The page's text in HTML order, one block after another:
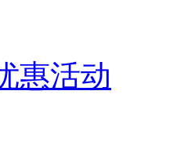
惠活动